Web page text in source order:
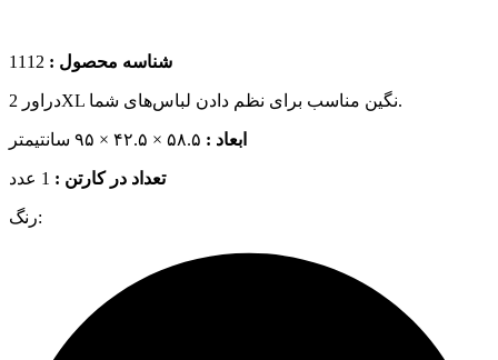
شناسه محصول :
دراور 2XL نگین مناسب برای نظم دادن لباس‌های شما.
ابعاد :
تعداد در کارتن :
رنگ: